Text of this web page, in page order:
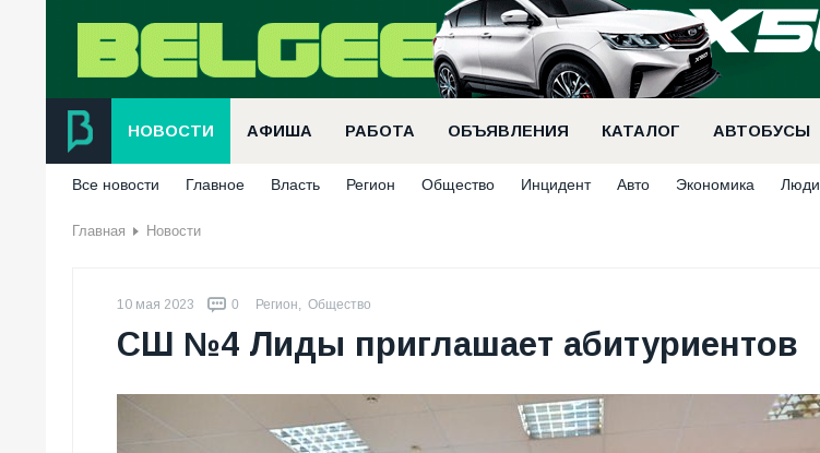
НОВОСТИ АФИША РАБОТА ОБЪЯВЛЕНИЯ КАТАЛОГ АВТОБУСЫ
Все новости Главное Власть Регион Общество Инцидент Авто Экономика Люди
Главная Новости
10 мая 2023 0 Регион, Общество
СШ №4 Лиды приглашает абитуриентов